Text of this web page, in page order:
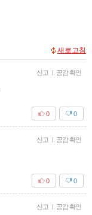
새로고침
신고 | 공감 확인
0
0
신고 | 공감 확인
0
0
신고 | 공감 확인